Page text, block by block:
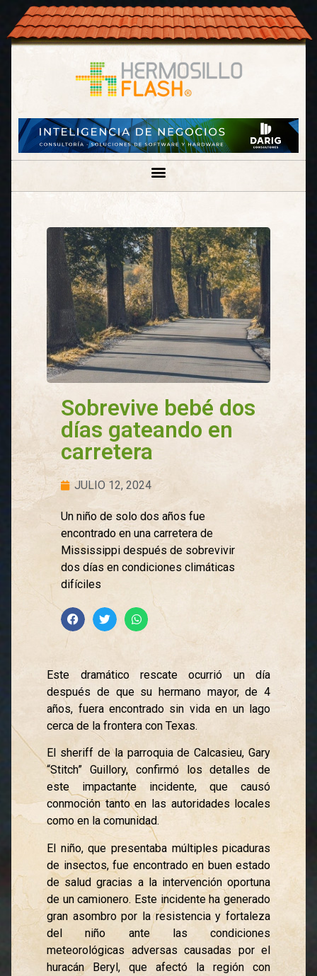
Sobrevive bebé dos
días gateando en
carretera
JULIO 12, 2024
Un niño de solo dos años fue
encontrado en una carretera de
Mississippi después de sobrevivir
dos días en condiciones climáticas
difíciles
Este dramático rescate ocurrió un día
después de que su hermano mayor, de 4
años, fuera encontrado sin vida en un lago
cerca de la frontera con Texas.
El sheriff de la parroquia de Calcasieu, Gary
“Stitch” Guillory, confirmó los detalles de
este impactante incidente, que causó
conmoción tanto en las autoridades locales
como en la comunidad.
El niño, que presentaba múltiples picaduras
de insectos, fue encontrado en buen estado
de salud gracias a la intervención oportuna
de un camionero. Este incidente ha generado
gran asombro por la resistencia y fortaleza
del niño ante las condiciones
meteorológicas adversas causadas por el
huracán Beryl, que afectó la región con